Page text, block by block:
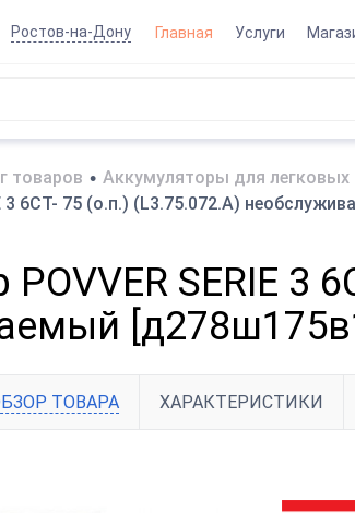
Ростов-на-Дону Главная Услуги
товаров • Аккумуляторы для
3 6CT- 75 (о.п.) (L3.75.072.A)
SERIE 3
ТОВАРА ХАРАКТЕРИСТИКИ